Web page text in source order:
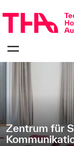
überspringen
zur
Navigation
"Zentrum
für
Interkulturelle
Zentrum für
bestätigen
Öffnen